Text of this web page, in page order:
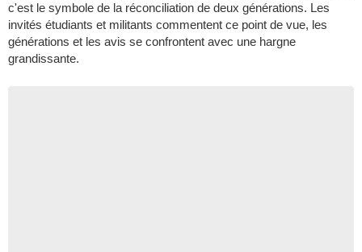
c'est le symbole de la réconciliation de deux générations. Les
invités étudiants et militants commentent ce point de vue, les
générations et les avis se confrontent avec une hargne
grandissante.